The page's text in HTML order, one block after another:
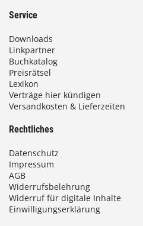
Service
Downloads
Linkpartner
Buchkatalog
Preisrätsel
Lexikon
Verträge hier kündigen
Versandkosten & Lieferzeiten
Rechtliches
Datenschutz
Impressum
AGB
Widerrufsbelehrung
Widerruf für digitale Inhalte
Einwilligungserklärung